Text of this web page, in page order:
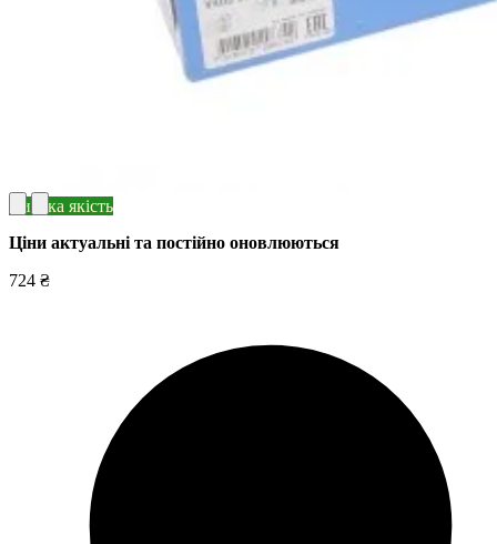
Висока якість
Ціни актуальні та постійно оновлюються
724 ₴